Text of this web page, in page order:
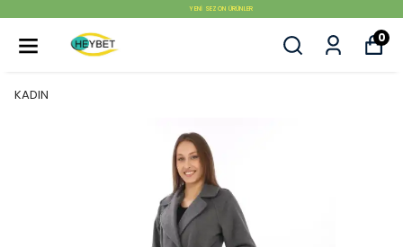
YENI SEZON ÜRÜNLER
0
KADIN